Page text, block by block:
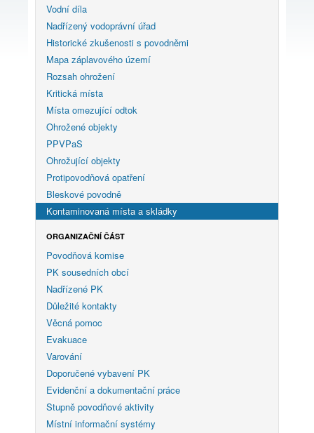
Vodní díla
Nadřízený vodoprávní úřad
Historické zkušenosti s povodněmi
Mapa záplavového území
Rozsah ohrožení
Kritická místa
Místa omezující odtok
Ohrožené objekty
PPVPaS
Ohrožující objekty
Protipovodňová opatření
Bleskové povodně
Kontaminovaná místa a skládky
ORGANIZAČNÍ ČÁST
Povodňová komise
PK sousedních obcí
Nadřízené PK
Důležité kontakty
Věcná pomoc
Evakuace
Varování
Doporučené vybavení PK
Evidenční a dokumentační práce
Stupně povodňové aktivity
Místní informační systémy